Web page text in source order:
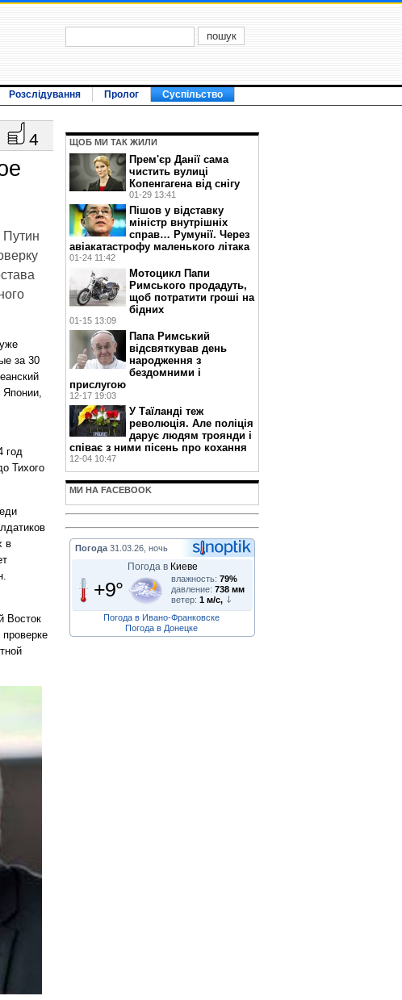
Розслідування Пролог Суспільство
4
Путин
за 30
Японии,
год
Тихого
в
Восток
ЩОБ МИ ТАК ЖИЛИ
Прем'єр Данії сама
чистить вулиці
Копенгагена від снігу
01-29 13:41
Пішов у відставку
міністр внутрішніх
справ… Румунії. Через
авіакатастрофу маленького літака
01-24 11:42
Мотоцикл Папи
Римського продадуть,
щоб потратити гроші на
бідних
01-15 13:09
Папа Римський
відсвяткував день
народження з
бездомними і
прислугою
12-17 19:03
У Таїланді теж
революція. Але поліція
дарує людям троянди і
співає з ними пісень про кохання
12-04 10:47
МИ НА FACEBOOK
Погода 31.03.26, ночь
Погода в Киеве
+9° влажность: 79%
давление: 738 мм
ветер: 1 м/с,
Погода в Ивано-Франковске
Погода в Донецке